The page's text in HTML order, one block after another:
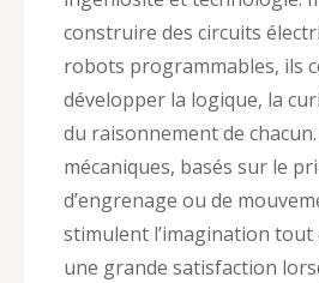
construire des circuits
robots programmables, ils
développer la logique, la
du raisonnement de
mécaniques, basés sur le
d’engrenage ou de
stimulent l’imagination
une grande satisfaction